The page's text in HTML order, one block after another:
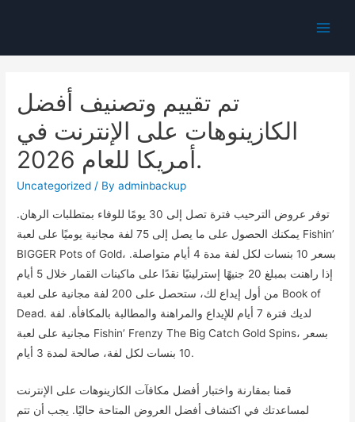
تم تقييم وتصنيف أفضل
الكازينوهات على الإنترنت في
أمريكا للعام 2026.
Uncategorized / Byadminbackup
توفر عروض الترحيب فترة تصل إلى 30 يومًا للوفاء بمتطلبات الرهان.
يمكنك الحصول على ما يصل إلى 75 لفة مجانية يوميًا على لعبة Fishin’
BIGGER Pots of Gold، بسعر 10 بنسات لكل لفة مدة 4 أيام متواصلة.
إذا راهنت بمبلغ 20 جنيهًا إسترلينيًا نقدًا على ماكينات القمار خلال 5 أيام
من أول إيداع لك، ستحصل على 200 لفة مجانية على لعبة Book of
Dead. لديك فترة 7 أيام للإيداع والمراهنة والمطالبة بالمكافأة.
لفة
مجانية على لعبة Fishin’ Frenzy The Big Catch Gold Spins، بسعر
10 بنسات لكل لفة، صالحة لمدة 3 أيام.
قمنا بمقارنة واختبار أفضل مكافآت الكازينوهات على الإنترنت
لمساعدتك في اكتشاف أفضل العروض المتاحة حاليًا. يجب أن تتم